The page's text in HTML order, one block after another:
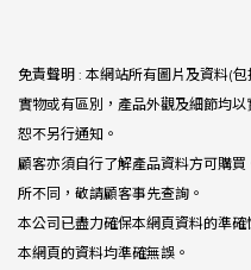
免責聲明 : 本網站所有圖片及資料(
實物或有區別，產品外觀及細節均
恕不另行通知。
顧客亦須自行了解產品資料方可購
所不同，敬請顧客事先查詢。
本公司已盡力確保本網頁資料的準
本網頁的資料均準確無誤。